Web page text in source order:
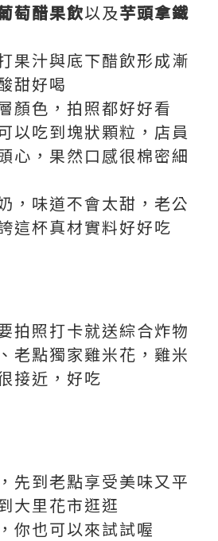
萄醋果飲以及芋頭拿鐵
果汁與底下醋飲形成漸
甜好喝
顏色，拍照都好好看
以吃到塊狀顆粒，店員
心，果然口感很棉密細
，味道不會太甜，老公
這杯真材實料好好吃
拍照打卡就送綜合炸物
老點獨家雞米花，雞米
接近，好吃
先到老點享受美味又平
大里花市逛逛
你也可以來試試喔